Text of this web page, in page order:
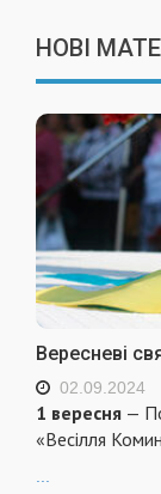
НОВІ
Вересневі
02.09.2024
1 вересня —
«Весілля
...